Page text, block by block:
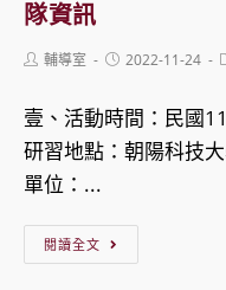
隊資訊
Post輔導室
Post2022-11-24
壹、活動時間：民國
研習地點：朝陽科技
單位：...
閱讀全文